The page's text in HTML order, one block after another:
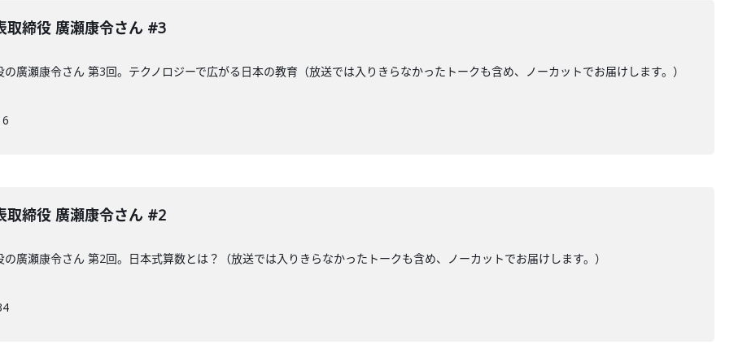
締役 廣瀬康令さん #3
廣瀬康令さん 第3回。テクノロジーで広がる日本の教育（放送では入りきらなかったトークも含め、ノーカットでお届けします。）
締役 廣瀬康令さん #2
廣瀬康令さん 第2回。日本式算数とは？（放送では入りきらなかったトークも含め、ノーカットでお届けします。）